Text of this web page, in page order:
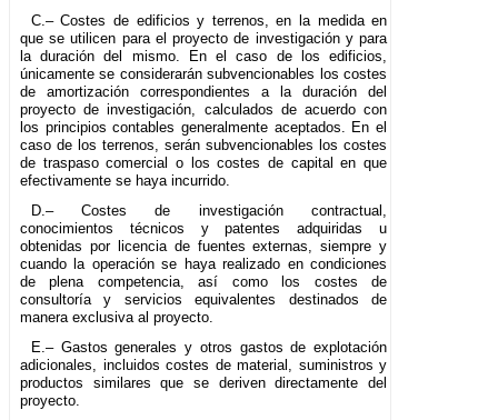
C.– Costes de edificios y terrenos, en la medida en
que se utilicen para el proyecto de investigación y para
la duración del mismo. En el caso de los edificios,
únicamente se considerarán subvencionables los costes
de amortización correspondientes a la duración del
proyecto de investigación, calculados de acuerdo con
los principios contables generalmente aceptados. En el
caso de los terrenos, serán subvencionables los costes
de traspaso comercial o los costes de capital en que
efectivamente se haya incurrido.
D.– Costes de investigación contractual,
conocimientos técnicos y patentes adquiridas u
obtenidas por licencia de fuentes externas, siempre y
cuando la operación se haya realizado en condiciones
de plena competencia, así como los costes de
consultoría y servicios equivalentes destinados de
manera exclusiva al proyecto.
E.– Gastos generales y otros gastos de explotación
adicionales, incluidos costes de material, suministros y
productos similares que se deriven directamente del
proyecto.